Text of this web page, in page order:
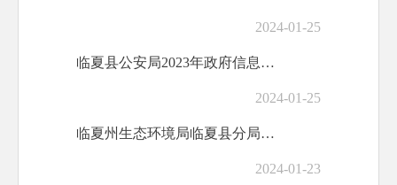
2024-01-25
临夏县公安局2023年政府信息公开工作年...
2024-01-25
临夏州生态环境局临夏县分局2023年政府...
2024-01-23